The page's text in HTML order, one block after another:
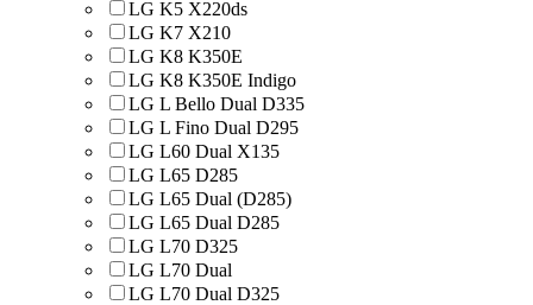
LG K5 X220ds
LG K7 X210
LG K8 K350E
LG K8 K350E Indigo
LG L Bello Dual D335
LG L Fino Dual D295
LG L60 Dual X135
LG L65 D285
LG L65 Dual (D285)
LG L65 Dual D285
LG L70 D325
LG L70 Dual
LG L70 Dual D325